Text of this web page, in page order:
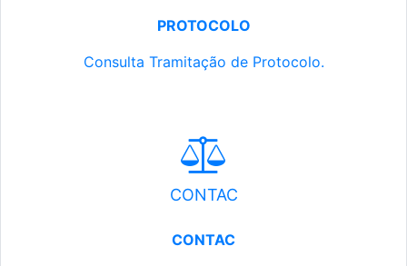
PROTOCOLO
Consulta Tramitação de Protocolo.
CONTAC
CONTAC